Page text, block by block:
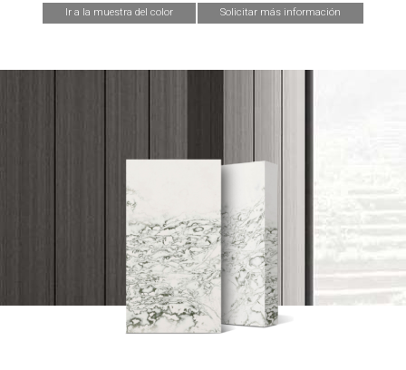
Ir a la muestra del color Solicitar más información